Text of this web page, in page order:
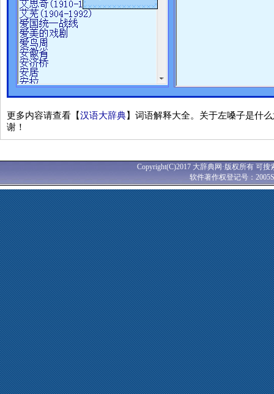
更多内容请查看【汉语大辞典】词语解释大全。关于左嗓子是什
谢！
Copyright(C)2017 大辞典网·版权所有 可
软件著作权登记号：